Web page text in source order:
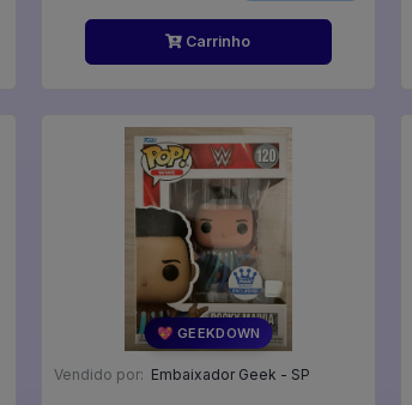
Carrinho
💖 GEEKDOWN
Vendido por: Embaixador Geek - SP